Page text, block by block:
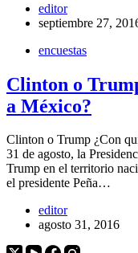
editor
septiembre 27,
encuestas
Clinton o
a México?
Clinton o Trump ¿Con
31 de agosto, la
Trump en el territorio
el presidente Peña…
editor
agosto 31, 2016